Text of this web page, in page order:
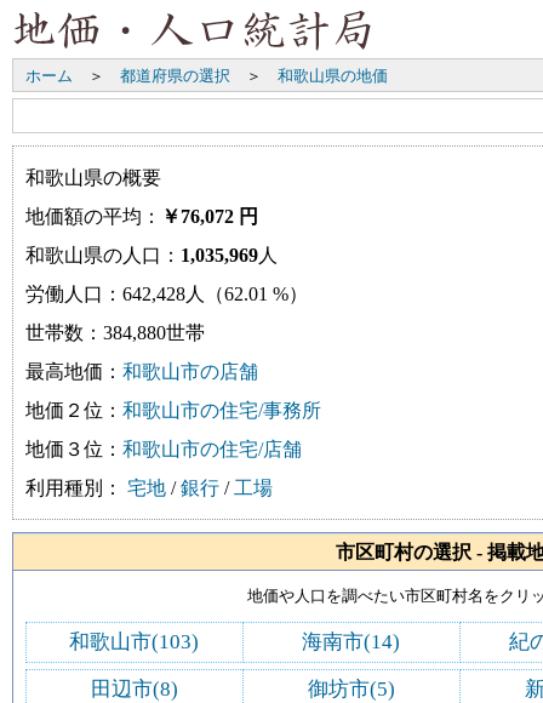
ホーム ＞ 都道府県の選択 ＞ 和歌山県の地価
和歌山県の概要
地価額の平均： ￥76,072 円
和歌山県の人口： 1,035,969人
労働人口：642,428人（62.01 %）
世帯数：384,880世帯
最高地価： 和歌山市の店舗
地価２位： 和歌山市の住宅/事務所
地価３位： 和歌山市の住宅/店舗
利用種別： 宅地 /銀行 / 工場
市区町村の選択 - 掲載
地価や人口を調べたい市区町村名をクリ
和歌山市(103) 海南市(14) 紀
田辺市(8) 御坊市(5)